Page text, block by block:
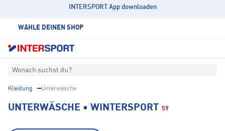
INTERSPORT App downloaden
WÄHLE DEINEN SHOP
Wonach suchst du?
Kleidung Unterwäsche
UNTERWÄSCHE • WINTERSPORT 59